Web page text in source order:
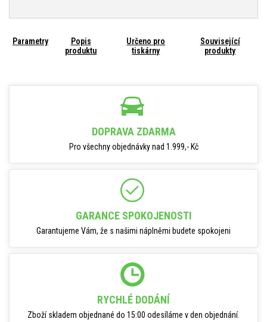
Parametry
Popis
produktu
Určeno pro
tiskárny
Související
produkty
DOPRAVA ZDARMA
Pro všechny objednávky nad 1.999,- Kč
GARANCE SPOKOJENOSTI
Garantujeme Vám, že s našimi náplněmi budete spokojeni
RYCHLÉ DODÁNÍ
Zboží skladem objednané do 15:00 odesíláme v den objednání.